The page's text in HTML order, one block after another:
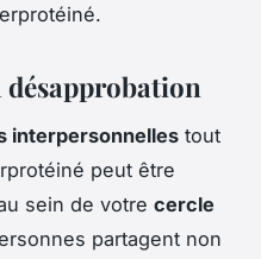
désapprobation
interpersonnelles tout
peut être
sein de votre cercle
partagent non